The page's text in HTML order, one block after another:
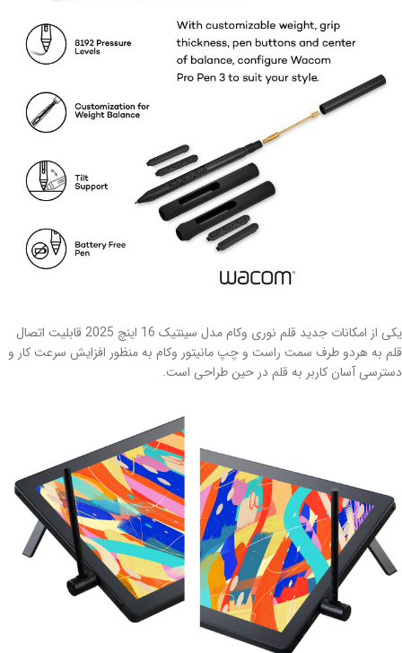
یکی از امکانات جدید قلم نوری وکام مدل سینتیک 16 اینچ 2025 قابلیت اتصال
قلم به هردو طرف سمت راست و چپ مانیتور وکام به منظور افزایش سرعت کار و
دسترسی آسان کاربر به قلم در حین طراحی است.